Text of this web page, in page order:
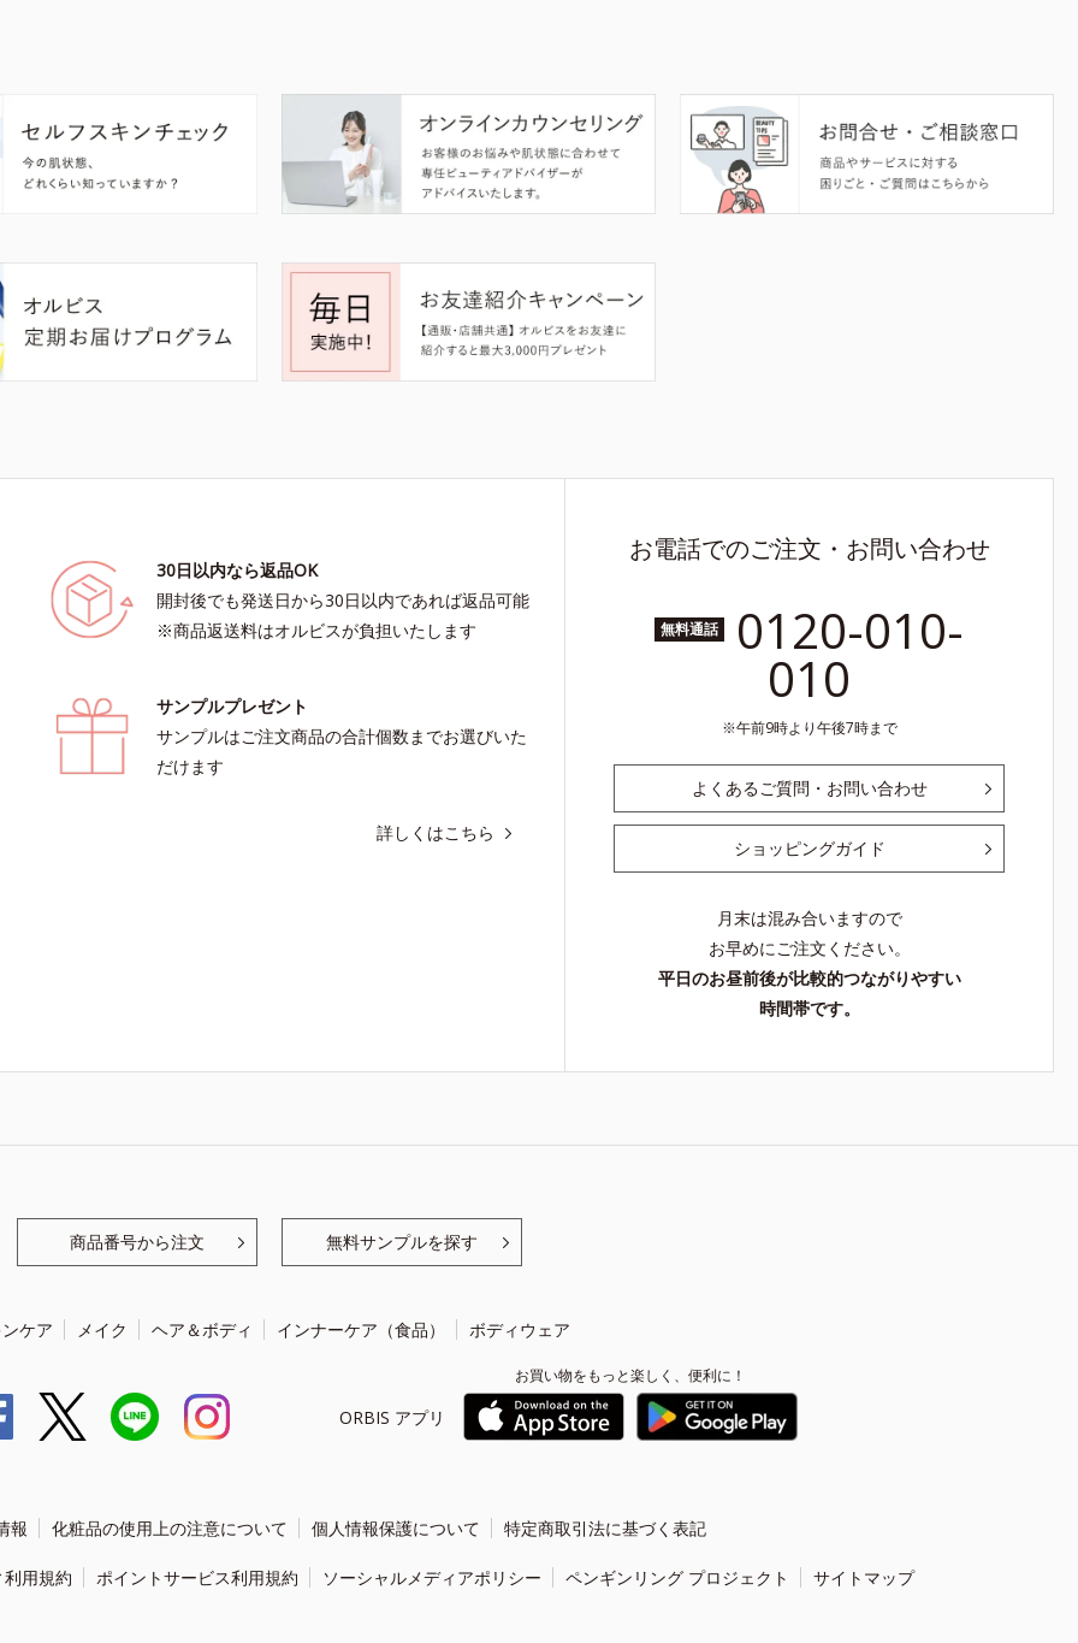
30日以内なら返品OK
開封後でも発送日から30日以内であれば返品可能
※商品返送料はオルビスが負担いたします
サンプルプレゼント
サンプルはご注文商品の合計個数までお選びいた
だけます
詳しくはこちら
お電話でのご注文・お問い合わせ
無料通話 0120-010-
010
午前9時より午後7時まで
よくあるご質問・お問い合わせ
ショッピングガイド
月末は混み合いますので
お早めにご注文ください。
平日のお昼前後が比較的つながりやすい
時間帯です。
商品番号から注文 無料サンプルを探す
ケア メイク ヘア＆ボディ インナーケア（食品） ボディウェア
ORBIS アプリ
お買い物をもっと楽しく、便利に！
報 化粧品の使用上の注意について 個人情報保護について 特定商取引法に基づく表記
用規約 ポイントサービス利用規約 ソーシャルメディアポリシー ペンギンリング プロジェクト サイトマップ